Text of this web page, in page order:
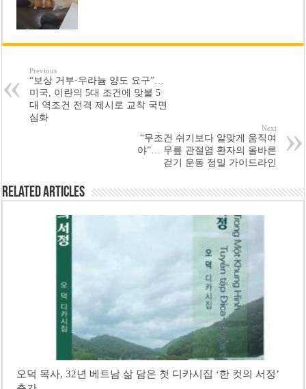
Previous
“보상 거부·우라늄 양도 요구”…
미국, 이란의 5대 조건에 맞불 5
대 역조건 전격 제시로 교착 국면
심화
Next
“무조건 쉬기보다 알맞게 움직여
야”… 무릎 관절염 환자의 올바른
걷기 운동 정밀 가이드라인
Related Articles
오덕 목사, 32년 베트남 삶 담은 첫 디카시집 ‘한 컷의 서정’